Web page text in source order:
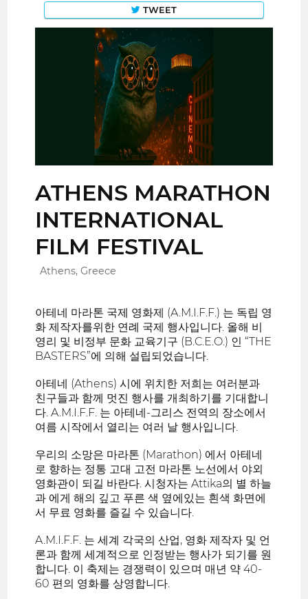
TWEET
ATHENS MARATHON
INTERNATIONAL
FILM FESTIVAL
Athens, Greece
아테네 마라톤 국제 영화제 (A.M.I.F.F.) 는 독립 영
화 제작자를위한 연례 국제 행사입니다. 올해 비
영리 및 비정부 문화 교육기구 (B.C.E.O.) 인 “THE
BASTERS”에 의해 설립되었습니다.
아테네 (Athens) 시에 위치한 저희는 여러분과
친구들과 함께 멋진 행사를 개최하기를 기대합니
다. A.M.I.F.F. 는 아테네-그리스 전역의 장소에서
여름 시작에서 열리는 여러 날 행사입니다.
우리의 소망은 마라톤 (Marathon) 에서 아테네
로 향하는 정통 고대 고전 마라톤 노선에서 야외
영화관이 되길 바란다. 시청자는 Attika의 별 하늘
과 에게 해의 깊고 푸른 색 옆에있는 흰색 화면에
서 무료 영화를 즐길 수 있습니다.
A.M.I.F.F. 는 세계 각국의 산업, 영화 제작자 및 언
론과 함께 세계적으로 인정받는 행사가 되기를 원
합니다. 이 축제는 경쟁력이 있으며 매년 약 40-
60 편의 영화를 상영합니다.